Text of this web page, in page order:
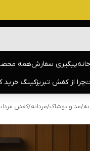
خانهپیگیری سفارشهمه
چرا از کفش تبریزکینگ خرید
/مد و پوشاک/مردانه/کفش